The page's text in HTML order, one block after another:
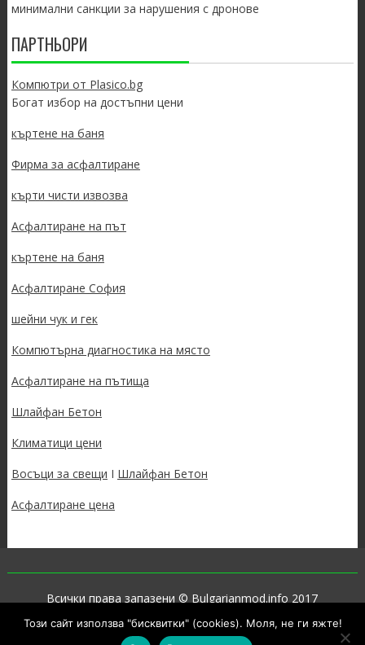
минимални санкции за нарушения с дронове
ПАРТНЬОРИ
Компютри от Plasico.bg
Богат избор на достъпни цени
къртене на баня
Фирма за асфалтиране
кърти чисти извозва
Асфалтиране на път
къртене на баня
Асфалтиране София
шейни чук и гек
Компютърна диагностика на място
Асфалтиране на пътища
Шлайфан Бетон
Климатици цени
Восъци за свещи I Шлайфан Бетон
Асфалтиране цена
Всички права запазени © Bulgarianmod.info 2017
Proudly powered by WordPress
|Theme: SuperNews byAcme
Този сайт използва "бисквитки" (cookies). Моля, не ги яжте!